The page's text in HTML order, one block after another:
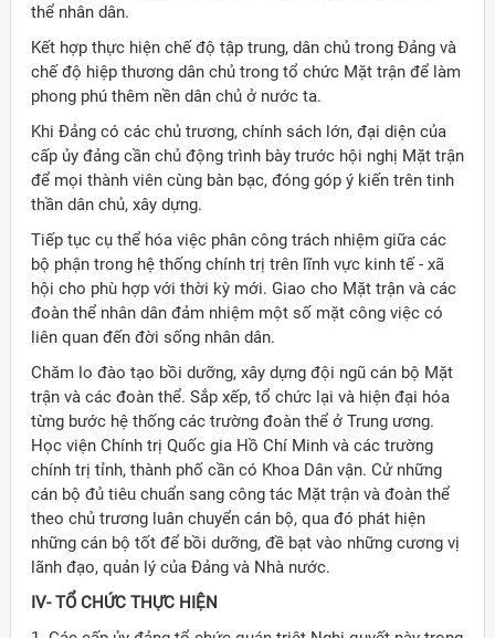
thể nhân dân.
Kết hợp thực hiện chế độ tập trung, dân chủ trong Ðảng và
chế độ hiệp thương dân chủ trong tổ chức Mặt trận để làm
phong phú thêm nền dân chủ ở nước ta.
Khi Ðảng có các chủ trương, chính sách lớn, đại diện của
cấp ủy đảng cần chủ động trình bày trước hội nghị Mặt trận
để mọi thành viên cùng bàn bạc, đóng góp ý kiến trên tinh
thần dân chủ, xây dựng.
Tiếp tục cụ thể hóa việc phân công trách nhiệm giữa các
bộ phận trong hệ thống chính trị trên lĩnh vực kinh tế - xã
hội cho phù hợp với thời kỳ mới. Giao cho Mặt trận và các
đoàn thể nhân dân đảm nhiệm một số mặt công việc có
liên quan đến đời sống nhân dân.
Chăm lo đào tạo bồi dưỡng, xây dựng đội ngũ cán bộ Mặt
trận và các đoàn thể. Sắp xếp, tổ chức lại và hiện đại hóa
từng bước hệ thống các trường đoàn thể ở Trung ương.
Học viện Chính trị Quốc gia Hồ Chí Minh và các trường
chính trị tỉnh, thành phố cần có Khoa Dân vận. Cử những
cán bộ đủ tiêu chuẩn sang công tác Mặt trận và đoàn thể
theo chủ trương luân chuyển cán bộ, qua đó phát hiện
những cán bộ tốt để bồi dưỡng, đề bạt vào những cương vị
lãnh đạo, quản lý của Ðảng và Nhà nước.
IV- TỔ CHỨC THỰC HIỆN